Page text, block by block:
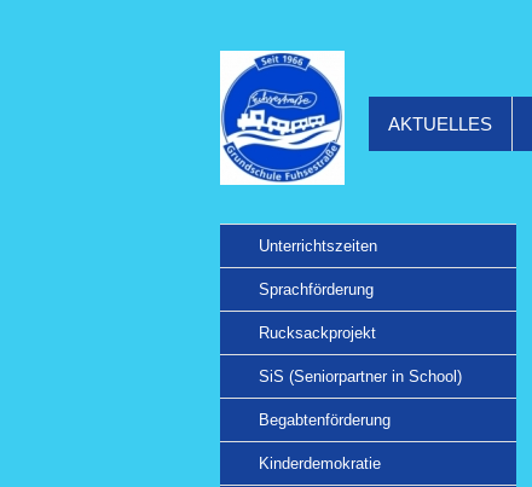
AKTUELLES
Unterrichtszeiten
Sprachförderung
Rucksackprojekt
SiS (Seniorpartner in School)
Begabtenförderung
Kinderdemokratie